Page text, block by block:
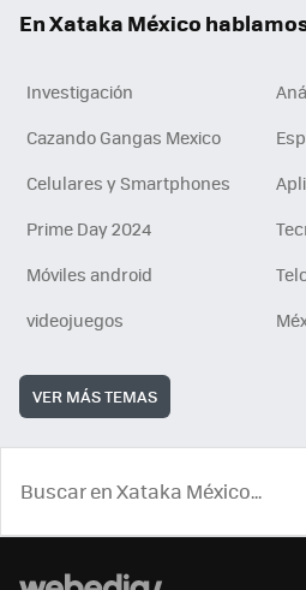
En Xataka México
Investigación
Cazando Gangas Mexico
Celulares y Smartphones
Prime Day 2024
Móviles android
videojuegos
VER MÁS TEMAS